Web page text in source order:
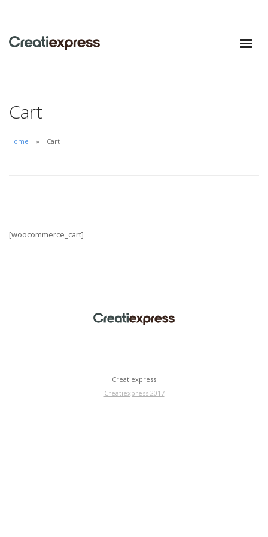
Cart
Home Cart
[woocommerce_cart]
Creatiexpress
Creatiexpress 2017